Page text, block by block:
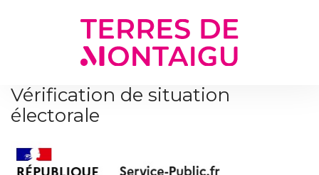
Vérification de situation
électorale